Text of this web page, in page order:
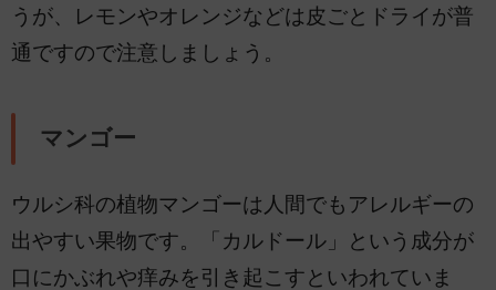
うが、レモンやオレンジなどは皮ごとドライが普
通ですので注意しましょう。
マンゴー
ウルシ科の植物マンゴーは人間でもアレルギーの
出やすい果物です。「カルドール」という成分が
口にかぶれや痒みを引き起こすといわれていま